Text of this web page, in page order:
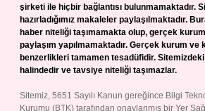
şirketi ile hiçbir bağlantısı bulunmamaktadır.
hazırladığımız makaleler paylaşılmaktadır.
haber niteliği taşımamakta olup, gerçek
paylaşım yapılmamaktadır. Gerçek kurum ve
benzerlikleri tamamen tesadüfidir.
halindedir ve tavsiye niteliği taşımazlar.
Sitemiz, 5651 Sayılı Kanun gereğince Bilgi
Kurumu (BTK) tarafından onaylanmış bir Yer